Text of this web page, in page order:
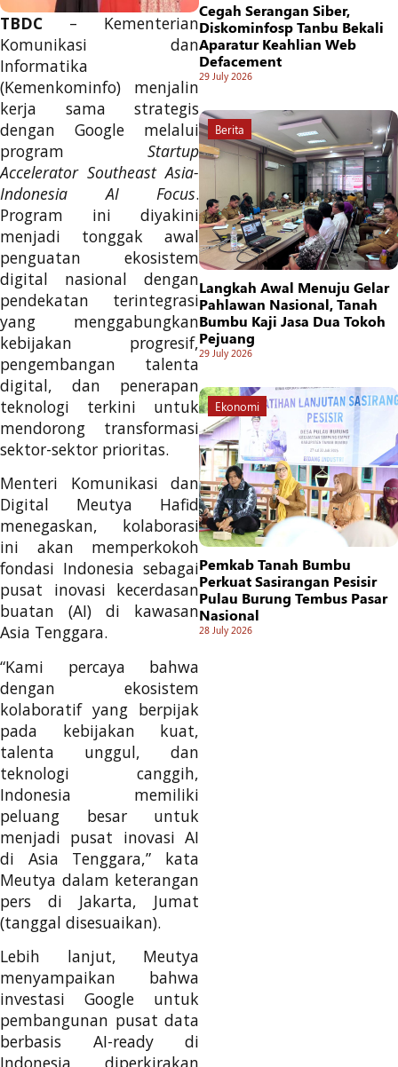
TBDC – Kementerian
Komunikasi dan
Informatika
(Kemenkominfo) menjalin
kerja sama strategis
dengan Google melalui
program Startup
Accelerator Southeast Asia-
Indonesia AI Focus.
Program ini diyakini
menjadi tonggak awal
penguatan ekosistem
digital nasional dengan
pendekatan terintegrasi
yang menggabungkan
kebijakan progresif,
pengembangan talenta
digital, dan penerapan
teknologi terkini untuk
mendorong transformasi
sektor-sektor prioritas.
Menteri Komunikasi dan
Digital Meutya Hafid
menegaskan, kolaborasi
ini akan memperkokoh
fondasi Indonesia sebagai
pusat inovasi kecerdasan
buatan (AI) di kawasan
Asia Tenggara.
“Kami percaya bahwa
dengan ekosistem
kolaboratif yang berpijak
pada kebijakan kuat,
talenta unggul, dan
teknologi canggih,
Indonesia memiliki
peluang besar untuk
menjadi pusat inovasi AI
di Asia Tenggara,” kata
Meutya dalam keterangan
pers di Jakarta, Jumat
(tanggal disesuaikan).
Lebih lanjut, Meutya
menyampaikan bahwa
investasi Google untuk
pembangunan pusat data
berbasis AI-ready di
Indonesia diperkirakan
Cegah Serangan Siber,
Diskominfosp Tanbu Bekali
Aparatur Keahlian Web
Defacement
29 July 2026
Berita
Langkah Awal Menuju Gelar
Pahlawan Nasional, Tanah
Bumbu Kaji Jasa Dua Tokoh
Pejuang
29 July 2026
Ekonomi
Pemkab Tanah Bumbu
Perkuat Sasirangan Pesisir
Pulau Burung Tembus Pasar
Nasional
28 July 2026